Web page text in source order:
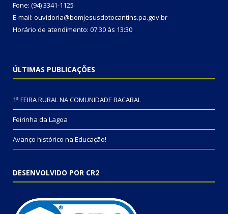
Fone: (94) 3341-1125
E-mail: ouvidoria@bomjesusdotocantins.pa.gov.br
Horário de atendimento: 07:30 às 13:30
ÚLTIMAS PUBLICAÇÕES
1ª FEIRA RURAL NA COMUNIDADE BACABAL
Feirinha da Lagoa
Avanço histórico na Educação!
DESENVOLVIDO POR CR2